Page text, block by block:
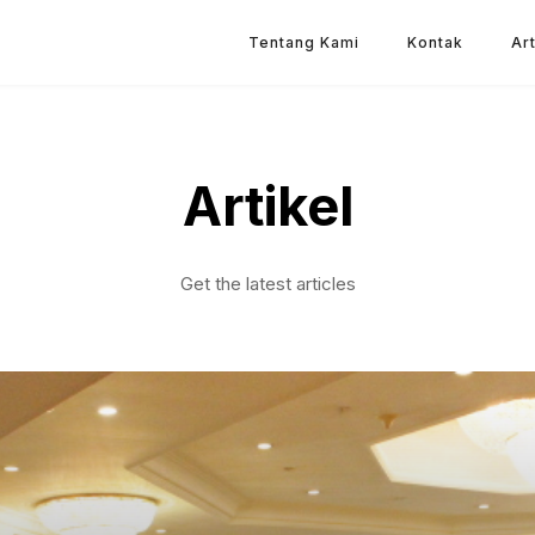
Tentang Kami Kontak
Artikel
Get the latest articles